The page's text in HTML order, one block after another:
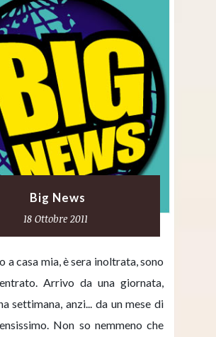
Big News
18 Ottobre 2011
a casa mia, è sera inoltrata, sono
Arrivo da una giornata,
settimana, anzi... da un mese di
Non so nemmeno che